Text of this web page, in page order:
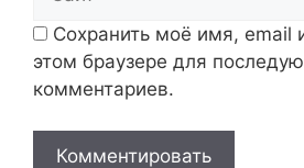
Сохранить моё имя, email
этом браузере для
комментариев.